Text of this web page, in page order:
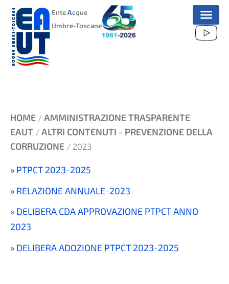
VAI
CONTENUTO
EnteAcque
Umbre-Toscane
HOME / AMMINISTRAZIONE TRASPARENTE
EAUT / ALTRI CONTENUTI - PREVENZIONE DELLA
CORRUZIONE / 2023
PTPCT 2023-2025
RELAZIONE ANNUALE-2023
DELIBERA CDA APPROVAZIONE PTPCT ANNO
2023
DELIBERA ADOZIONE PTPCT 2023-2025